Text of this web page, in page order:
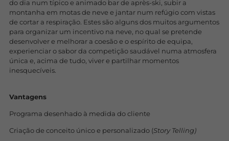
do dia num típico e animado bar de après-ski, subir a
montanha em motas de neve e jantar num refúgio com vistas
de cortar a respiração. Estes são alguns dos muitos argumentos
para organizar um incentivo na neve, no qual se pretende
desenvolver e melhorar a coesão e o espírito de equipa,
experienciar o sabor da competição saudável numa atmosfera
única e, acima de tudo, viver e partilhar momentos
inesquecíveis.
Vantagens
Programa desenhado à medida do cliente
Criação de conceito único e personalizado (Story Telling)